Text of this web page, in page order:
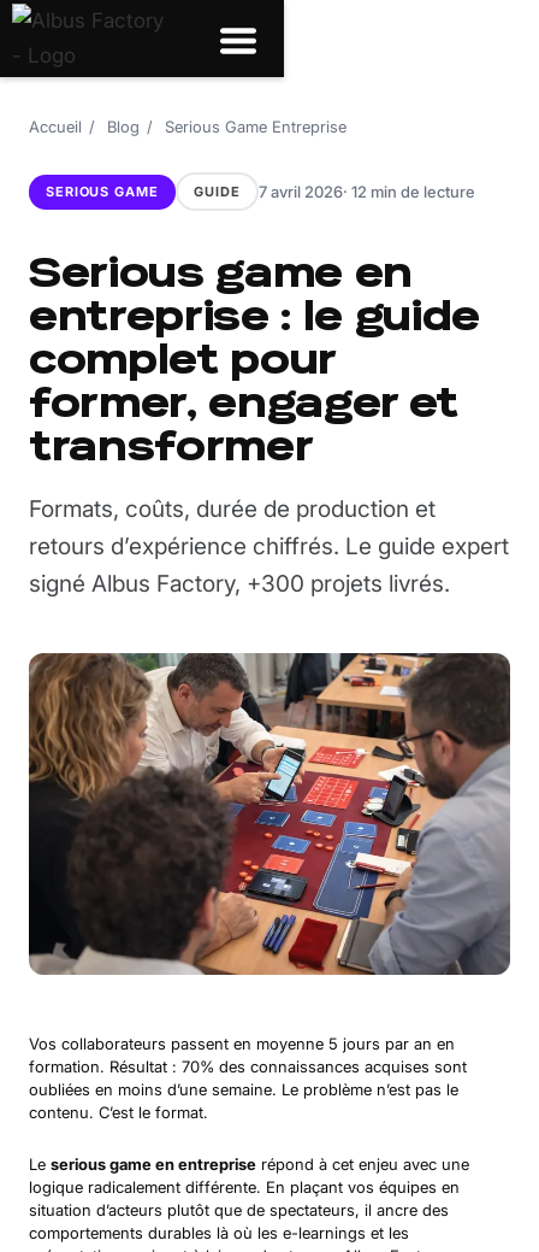
Accueil / Blog / Serious Game Entreprise
SERIOUS GAME GUIDE 7 avril 2026· 12 min de lecture
Serious game en
entreprise : le guide
complet pour
former, engager et
transformer
Formats, coûts, durée de production et
retours d’expérience chiffrés. Le guide expert
signé Albus Factory, +300 projets livrés.
Vos collaborateurs passent en moyenne 5 jours par an en
formation. Résultat : 70% des connaissances acquises sont
oubliées en moins d’une semaine. Le problème n’est pas le
contenu. C’est le format.
Le serious game en entreprise répond à cet enjeu avec une
logique radicalement différente. En plaçant vos équipes en
situation d’acteurs plutôt que de spectateurs, il ancre des
comportements durables là où les e-learnings et les